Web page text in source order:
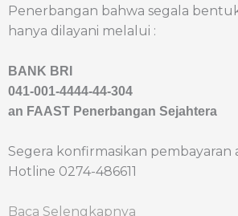
Penerbangan bahwa segala
hanya dilayani melalui :
BANK BRI
041-001-4444-44-304
an FAAST Penerbangan Sejahtera
Segera konfirmasikan pembayaran
Hotline 0274-486611
Baca Selengkapnya